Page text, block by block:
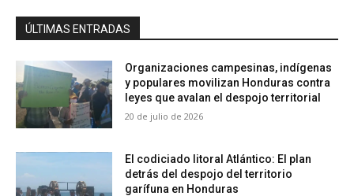
ÚLTIMAS ENTRADAS
Organizaciones campesinas, indígenas
y populares movilizan Honduras contra
leyes que avalan el despojo territorial
20 de julio de 2026
El codiciado litoral Atlántico: El plan
detrás del despojo del territorio
garífuna en Honduras